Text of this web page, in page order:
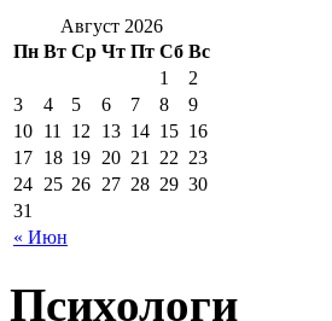
Август 2026
Пн Вт Ср Чт Пт Сб Вс
« Июн
1
2
3
4 5 6 7 8
9
10 11 12 13 14 15 16
17 18 19 20 21 22 23
24 25 26 27 28 29 30
31
Психологи